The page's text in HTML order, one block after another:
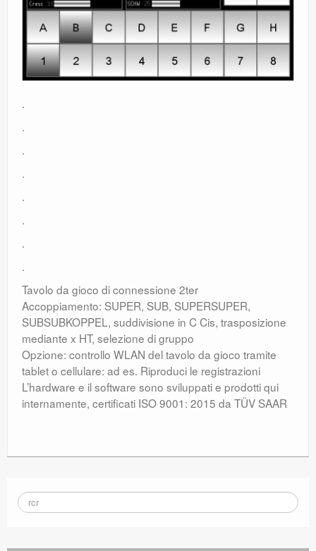
.
.
.
.
.
.
.
.
Tavolo da gioco di connessione 2ter
Accoppiamento: SUPER, SUB, SUPERSUPER,
SUBSUBKOPPEL, suddivisione in C Cis, trasposizione
mediante x HT, selezione di gruppo
Opzione: controllo WLAN del tavolo da gioco tramite
tablet o cellulare: ad es. Riproduci le registrazioni
L’hardware e il software sono sviluppati e prodotti qui
internamente, certificati ISO 9001: 2015 da TÜV SAAR